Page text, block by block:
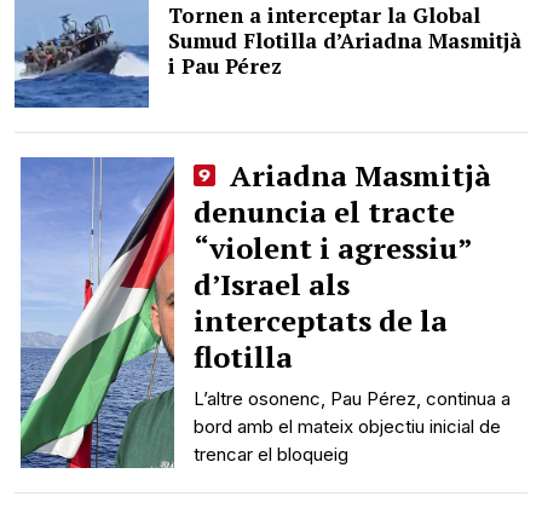
Tornen a interceptar la Global
Sumud Flotilla d’Ariadna Masmitjà
i Pau Pérez
Ariadna Masmitjà
denuncia el tracte
“violent i agressiu”
d’Israel als
interceptats de la
flotilla
L’altre osonenc, Pau Pérez, continua a
bord amb el mateix objectiu inicial de
trencar el bloqueig